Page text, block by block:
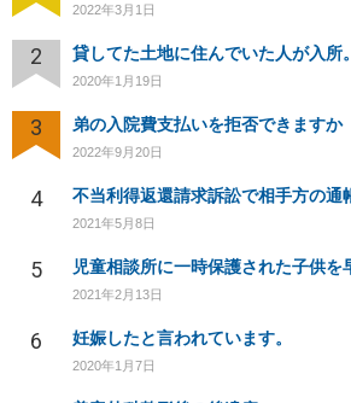
2022年3月1日
2 貸してた土地に住んでいた人が入所。
2020年1月19日
3 弟の入院費支払いを拒否できますか
2022年9月20日
4
2021年5月8日
5
2021年2月13日
6 妊娠したと言われています。
2020年1月7日